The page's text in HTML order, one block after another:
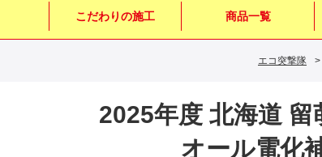
こだわりの施工 商品一覧
エコ突撃隊 >
2025年度 北海道 留
オール電化